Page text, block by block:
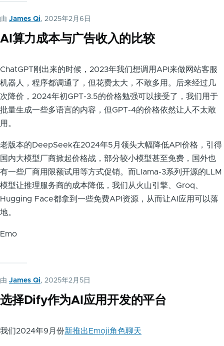
由 James Qi, 2025年2月6日
AI算力成本与广告收入的比较
ChatGPT刚出来的时候，2023年我们想调用API来做网站客服
机器人，程序都调通了，但花费太大，不敢多用。后来经过几
次降价，2024年初GPT-3.5的价格勉强可以接受了，我们用于
批量生成一些多语言的内容，但GPT-4的价格依然让人不太敢
用。
老版本的DeepSeek在2024年5月领头大幅降低API价格，引得
国内大模型厂商掀起价格战，部分较小模型甚至免费，国外也
有一些厂商用限额试用等方式促销。而Llama-3系列开源的LLM
模型让推理服务商的成本降低，我们从火山引擎、Groq、
Hugging Face都拿到一些免费API资源，从而让AI应用可以落
地。
Emo
由 James Qi, 2025年2月5日
选择Dify作为AI应用开发的平台
我们2024年9月份新推出Emoji角色聊天